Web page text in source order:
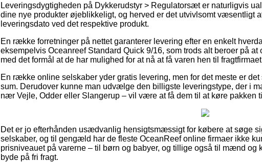
Leveringsdygtigheden på Dykkerudstyr > Regulatorsæt er naturligvis
dine nye produkter øjeblikkeligt, og herved er det utvivlsomt væsentligt
leveringsdato ved det respektive produkt.
En række forretninger på nettet garanterer levering efter en enkelt
eksempelvis Oceanreef Standard Quick 9/16, som trods alt beroer på
med det formål at de har mulighed for at nå at få varen hen til
En række online selskaber yder gratis levering, men for det meste er
sum. Derudover kunne man udvælge den billigste leveringstype, der i
nær Vejle, Odder eller Slangerup – vil være at få dem til at køre pakken
Det er jo efterhånden usædvanlig hensigtsmæssigt for købere at søge
selskaber, og til gengæld har de fleste OceanReef online firmaer ikke
prisniveauet på varerne – til børn og babyer, og tillige også til mænd og
byde på fri fragt.